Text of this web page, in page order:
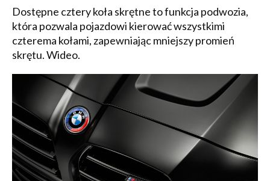
Dostępne cztery koła skrętne to funkcja podwozia,
która pozwala pojazdowi kierować wszystkimi
czterema kołami, zapewniając mniejszy promień
skrętu. Wideo.